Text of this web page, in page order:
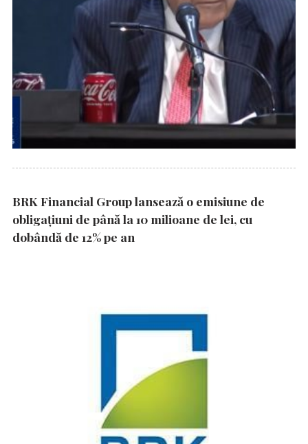
BRK Financial Group lansează o emisiune de
obligațiuni de până la 10 milioane de lei, cu
dobândă de 12% pe an